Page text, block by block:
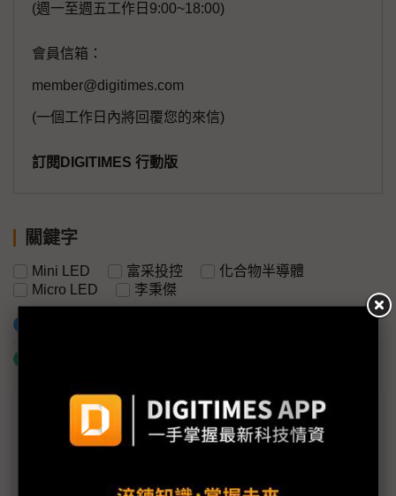
(週一至週五工作日9:00~18:00)
會員信箱：
member@digitimes.com
(一個工作日內將回覆您的來信)
訂閱DIGITIMES 行動版
關鍵字
Mini LED 富采投控
化合物半導體
Micro LED
李秉傑
議題精選－富采進入彭双浪時代